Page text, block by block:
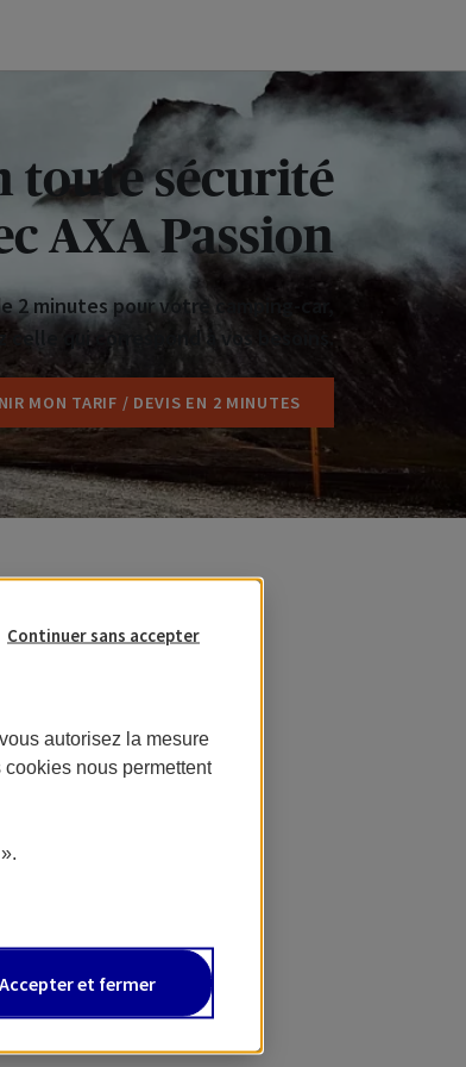
Continuer sans accepter
autorisez la mesure
nous permettent
Accepter et fermer
toute sécurité
AXA Passion
minutes pour votre camping-car,
qui correspond à vos besoins.
MON TARIF / DEVIS EN 2 MINUTES